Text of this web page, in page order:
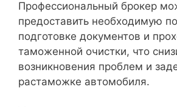
Профессиональный брокер
предоставить необходимую
подготовке документов и
таможенной очистки, что
возникновения проблем и
растаможке автомобиля.